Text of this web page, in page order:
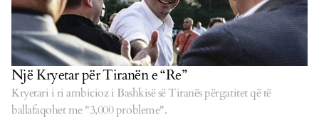
Një Kryetar për Tiranën e “Re”
Kryetari i ri ambicioz i Bashkisë së Tiranës përgatitet që të
ballafaqohet me "3,000 probleme".